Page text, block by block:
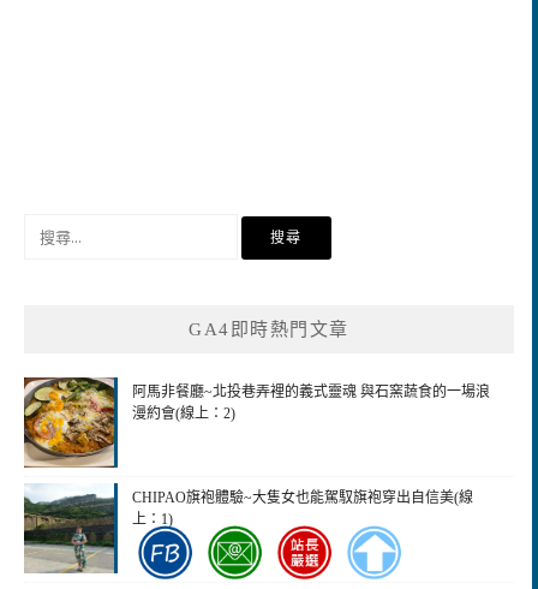
GA4即時熱門文章
阿馬非餐廳~北投巷弄裡的義式靈魂 與石窯蔬食的一場浪
漫約會(線上：2)
CHIPAO旗袍體驗~大隻女也能駕馭旗袍穿出自信美(線
上：1)